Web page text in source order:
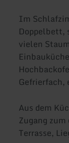
Im
Doppelbett,
vielen
Gefrierfach,
Aus dem
Zugang
Terrasse,